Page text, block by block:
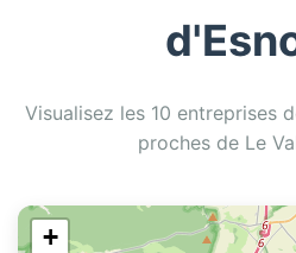
Visualisez les 10 entreprises
proches de Le
+